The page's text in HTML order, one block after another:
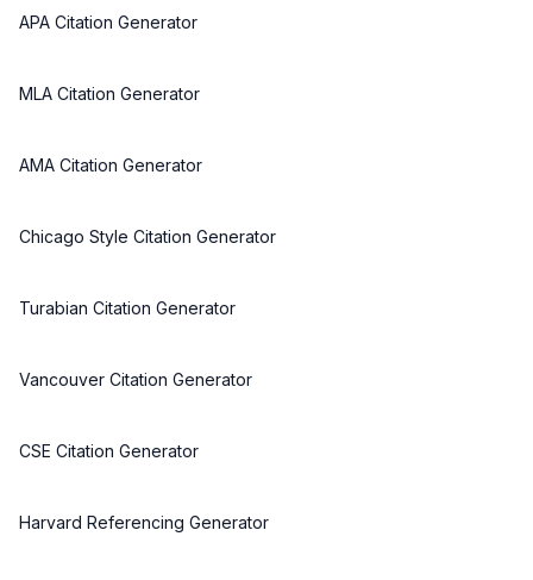
APA Citation Generator
MLA Citation Generator
AMA Citation Generator
Chicago Style Citation Generator
Turabian Citation Generator
Vancouver Citation Generator
CSE Citation Generator
Harvard Referencing Generator